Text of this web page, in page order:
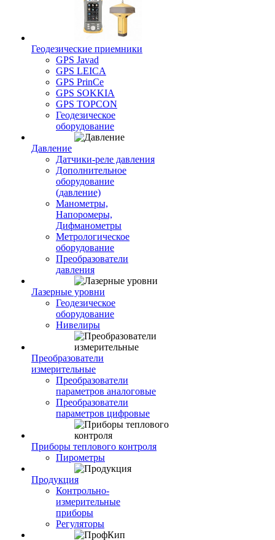
Геодезические приемники
GPS Javad
GPS LEICA
GPS PrinCe
GPS SOKKIA
GPS TOPCON
Геодезическое
оборудование
Давление
Датчики-реле давления
Дополнительное
оборудование
(давление)
Манометры,
Напоромеры,
Дифманометры
Метрологическое
оборудование
Преобразователи
давления
Лазерные уровни
Геодезическое
оборудование
Нивелиры
Преобразователи
измерительные
Преобразователи
параметров аналоговые
Преобразователи
параметров цифровые
Приборы теплового контроля
Пирометры
Продукция
Контрольно-
измерительные
приборы
Регуляторы